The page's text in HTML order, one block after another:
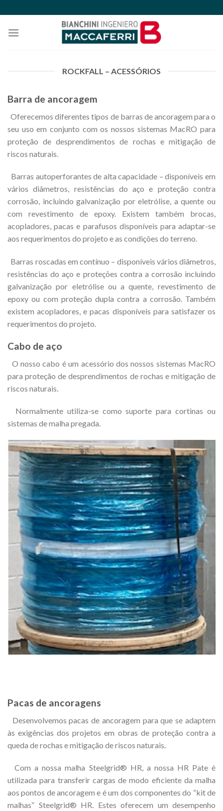
to
content
ROCKFALL – ACESSÓRIOS
Barra de ancoragem
Oferecemos diferentes tipos de barras de ancoragem para o
seu uso em conjunto com os nossos sistemas MacRO para
proteção de desprendimentos de rochas e mitigação de
riscos naturais.
Barras autoperforantes de alta capacidade – disponíveis em
vários diâmetros, resistências do aço e proteção contra
corrosão, incluindo galvanização por eletrólise, a quente ou
com revestimento de epoxy. Existem também brocas,
acopladores, pacas e parafusos disponíveis para adaptar-se
aos requerimentos do projeto e as condições do terreno.
Barras roscadas em contínuo – disponíveis vários diâmetros,
resistências do aço e proteções contra a corrosão incluindo
galvanização por eletrólise ou a quente, revestimento de
epoxy ou com proteção dupla contra a corrosão. Também
existem acopladores, e pacas disponíveis para satisfazer os
requerimentos do projeto.
Cabo de aço
O nosso cabo é um acessório dos nossos sistemas MacRO
para proteção de desprendimentos de rochas e mitigação de
riscos naturais.
Normalmente utiliza-se como suporte para cortinas ou
sistemas de malha pregada.
Pacas de ancoragens
Desenvolvemos pacas de ancoragem para que se adaptem
às exigências dos projetos em obras de proteção contra a
queda de rochas e mitigação de riscos naturais.
Com a nossa malha Steelgrid® HR, a nossa HR Pate é
utilizada para transferir cargas de modo eficiente da malha
aos pontos de ancoragem e é um dos componentes do “kit de
malhas” Steelgrid® HR. Estes oferecem um desempenho